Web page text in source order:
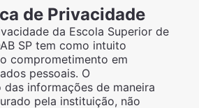
de Privacidade
da Escola Superior de
SP tem como intuito
comprometimento em
pessoais. O
das informações de maneira
pela instituição, não